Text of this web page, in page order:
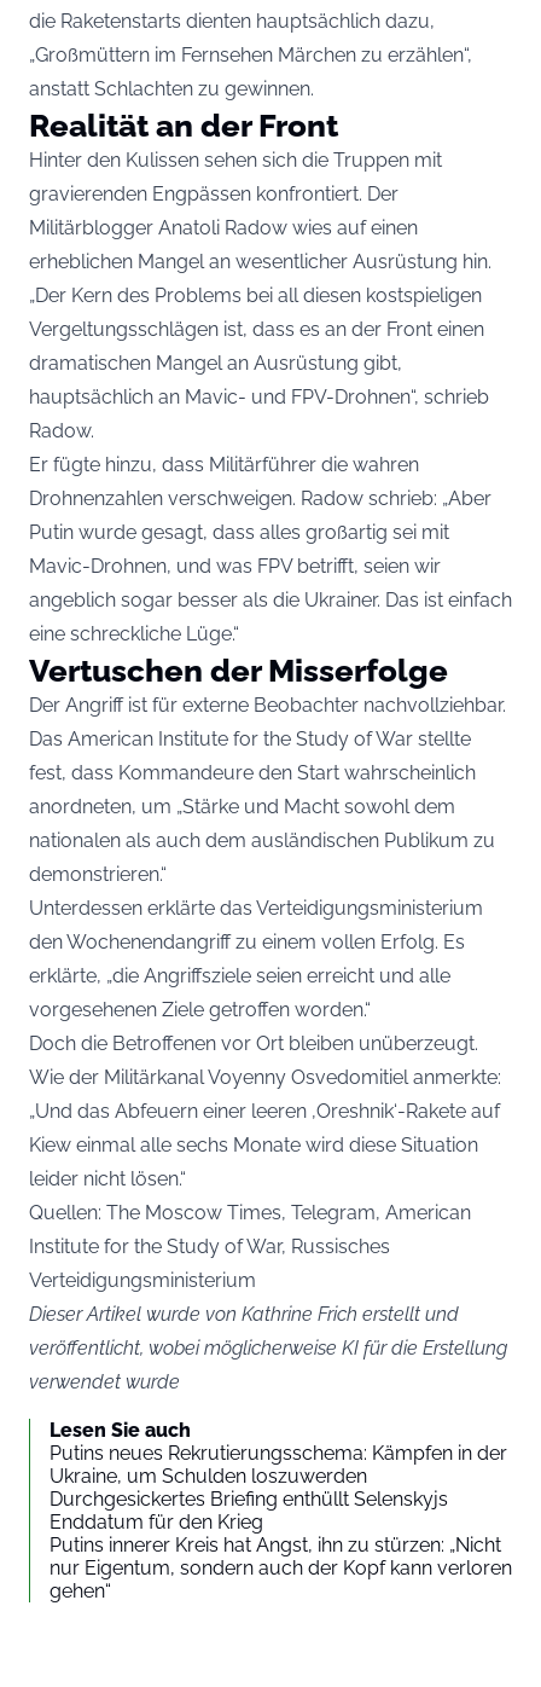
die Raketenstarts dienten hauptsächlich dazu,
„Großmüttern im Fernsehen Märchen zu erzählen“,
anstatt Schlachten zu gewinnen.
Realität an der Front
Hinter den Kulissen sehen sich die Truppen mit
gravierenden Engpässen konfrontiert. Der
Militärblogger Anatoli Radow wies auf einen
erheblichen Mangel an wesentlicher Ausrüstung hin.
„Der Kern des Problems bei all diesen kostspieligen
Vergeltungsschlägen ist, dass es an der Front einen
dramatischen Mangel an Ausrüstung gibt,
hauptsächlich an Mavic- und FPV-Drohnen“, schrieb
Radow.
Er fügte hinzu, dass Militärführer die wahren
Drohnenzahlen verschweigen. Radow schrieb: „Aber
Putin wurde gesagt, dass alles großartig sei mit
Mavic-Drohnen, und was FPV betrifft, seien wir
angeblich sogar besser als die Ukrainer. Das ist einfach
eine schreckliche Lüge.“
Vertuschen der Misserfolge
Der Angriff ist für externe Beobachter nachvollziehbar.
Das American Institute for the Study of War stellte
fest, dass Kommandeure den Start wahrscheinlich
anordneten, um „Stärke und Macht sowohl dem
nationalen als auch dem ausländischen Publikum zu
demonstrieren.“
Unterdessen erklärte das Verteidigungsministerium
den Wochenendangriff zu einem vollen Erfolg. Es
erklärte, „die Angriffsziele seien erreicht und alle
vorgesehenen Ziele getroffen worden.“
Doch die Betroffenen vor Ort bleiben unüberzeugt.
Wie der Militärkanal Voyenny Osvedomitiel anmerkte:
„Und das Abfeuern einer leeren ‚Oreshnik‘-Rakete auf
Kiew einmal alle sechs Monate wird diese Situation
leider nicht lösen.“
Quellen: The Moscow Times, Telegram, American
Institute for the Study of War, Russisches
Verteidigungsministerium
Dieser Artikel wurde von Kathrine Frich erstellt und
veröffentlicht, wobei möglicherweise KI für die Erstellung
verwendet wurde
Lesen Sie auch
Putins neues Rekrutierungsschema: Kämpfen in der
Ukraine, um Schulden loszuwerden
Durchgesickertes Briefing enthüllt Selenskyjs
Enddatum für den Krieg
Putins innerer Kreis hat Angst, ihn zu stürzen: „Nicht
nur Eigentum, sondern auch der Kopf kann verloren
gehen“